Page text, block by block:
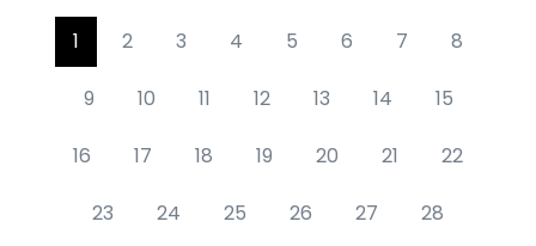
1 2 3 4 5 6 7 8
9 10 11 12 13 14 15
16 17 18 19 20 21 22
23 24 25 26 27 28